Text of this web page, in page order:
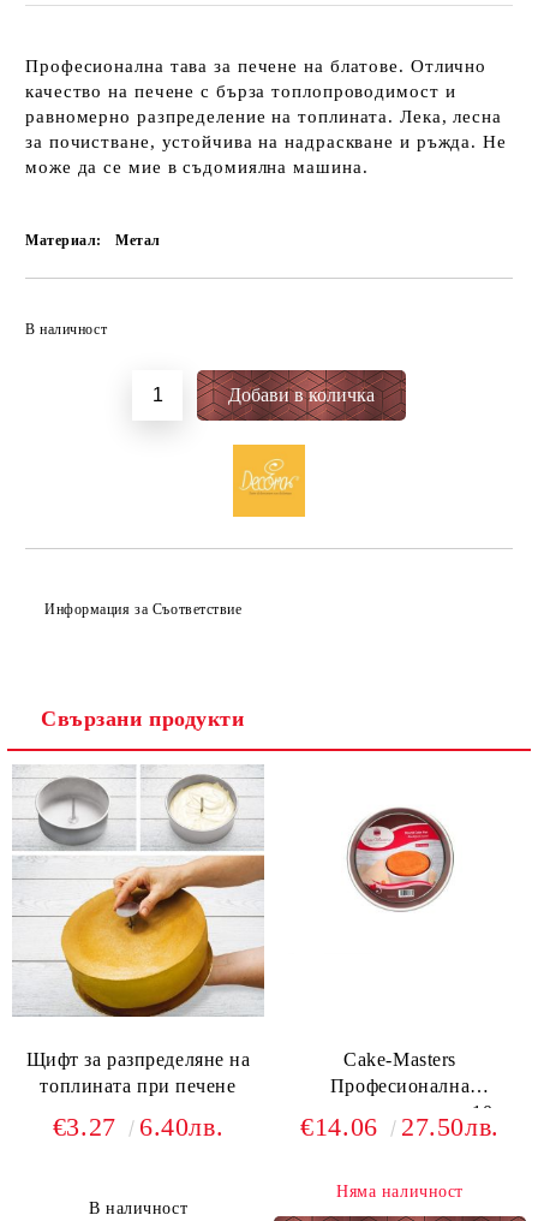
Професионална тава за печене на блатове. Отлично
качество на печене с бърза топлопроводимост и
равномерно разпределение на топлината. Лека, лесна
за почистване, устойчива на надраскване и ръжда. Не
може да се мие в съдомиялна машина.
Материал: Метал
В наличност
Информация за Съответствие
Свързани продукти
Щифт за разпределяне на
топлината при печене
€3.27 6.40лв.
В наличност
Cake-Masters
Професионална
- ф17,5
€14.06 27.50лв.
Няма наличност